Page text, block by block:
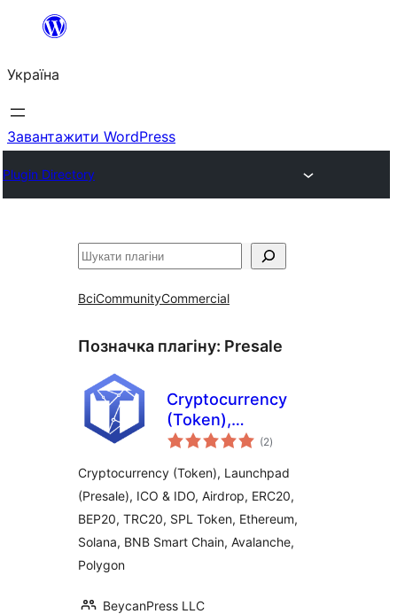
Перейти
вмісту
Україна
Завантажити WordPress
Plugin Directory
Пошук
ВсіCommunityCommercial
Позначка плагіну: Presale
Cryptocurrency
(Token),
Launchpad
IDO, Airdrop by
TokenICO
(2загальний
рейтинг
)
Cryptocurrency (Token), Launchpad
(Presale), ICO & IDO, Airdrop, ERC20,
BEP20, TRC20, SPL Token, Ethereum,
Solana, BNB Smart Chain, Avalanche,
Polygon
BeycanPress LLC